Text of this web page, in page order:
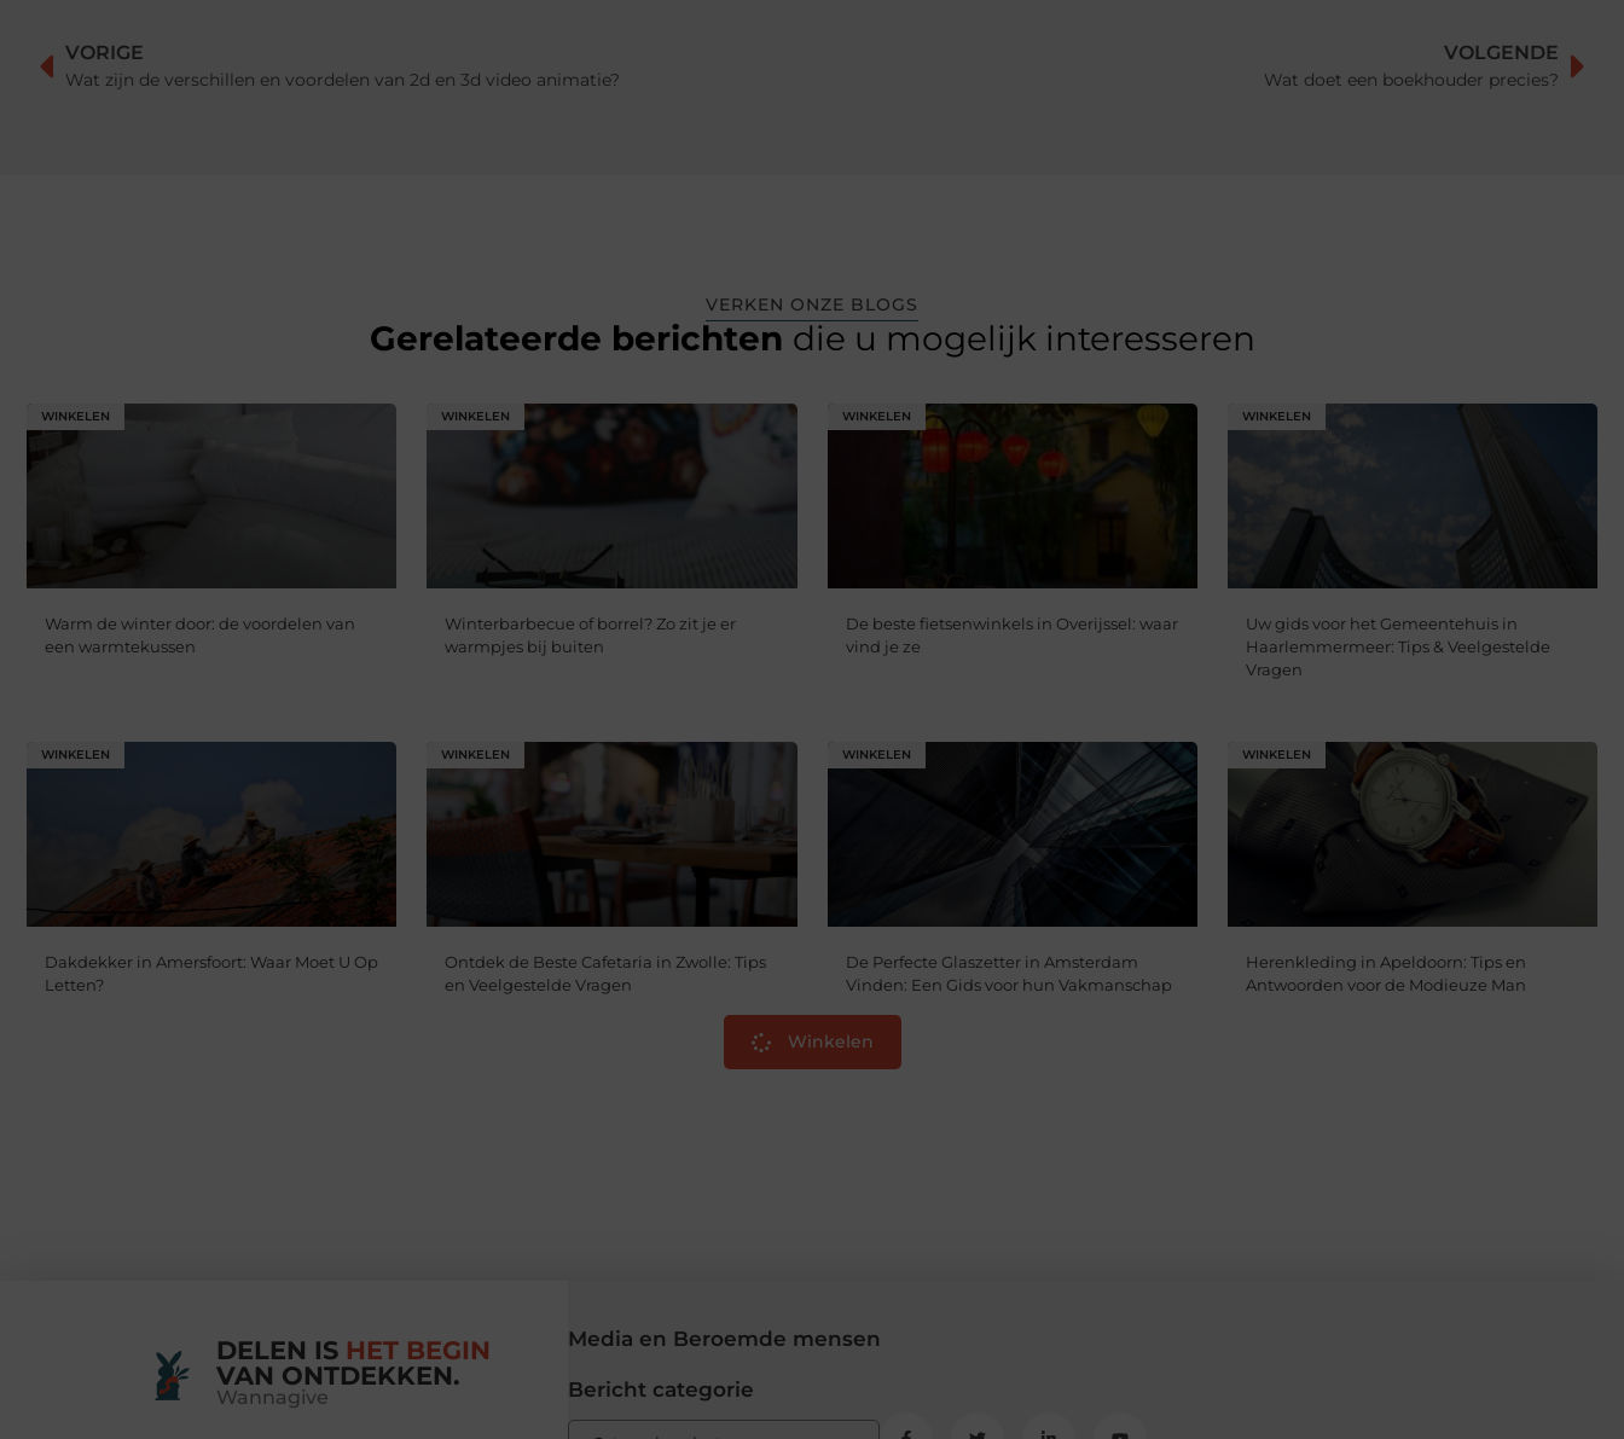
VORIGE
Wat zijn de verschillen en voordelen van 2d en 3d video animatie?
VOLGENDE
Wat doet een boekhouder precies?
VERKEN ONZE BLOGS
Gerelateerde berichten die u mogelijk interesseren
WINKELEN
Warm de winter door: de voordelen van
een warmtekussen
WINKELEN
Winterbarbecue of borrel? Zo zit je er
warmpjes bij buiten
WINKELEN
De beste fietsenwinkels in Overijssel: waar
vind je ze
WINKELEN
Uw gids voor het Gemeentehuis in
Haarlemmermeer: Tips & Veelgestelde
Vragen
WINKELEN
Dakdekker in Amersfoort: Waar Moet U Op
Letten?
WINKELEN
Ontdek de Beste Cafetaria in Zwolle: Tips
en Veelgestelde Vragen
WINKELEN
De Perfecte Glaszetter in Amsterdam
Vinden: Een Gids voor hun Vakmanschap
WINKELEN
Herenkleding in Apeldoorn: Tips en
Antwoorden voor de Modieuze Man
Winkelen
DELEN IS HET BEGIN
VAN ONTDEKKEN.
Wannagive
Media en Beroemde mensen
Bericht categorie